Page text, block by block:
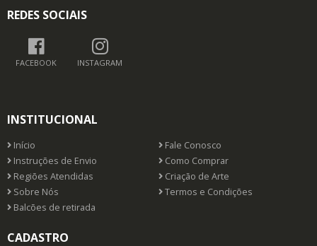
REDES SOCIAIS
FACEBOOK INSTAGRAM
INSTITUCIONAL
Início
Fale Conosco
Instruções de Envio
Como Comprar
Regiões Atendidas
Criação de Arte
Sobre Nós
Termos e Condições
Balcões de retirada
CADASTRO